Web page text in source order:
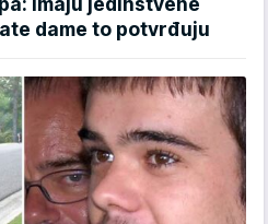
dame to potvrđuju